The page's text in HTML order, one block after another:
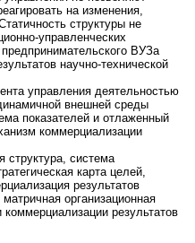
на изменения,
структуры не
управленческих
ВУЗа
научно-технической
управления деятельностью
внешней среды
показателей и отлаженный
коммерциализации
структура, система
карта целей,
результатов
организационная
результатов